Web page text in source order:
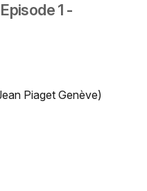
1 -
Piaget Genève)